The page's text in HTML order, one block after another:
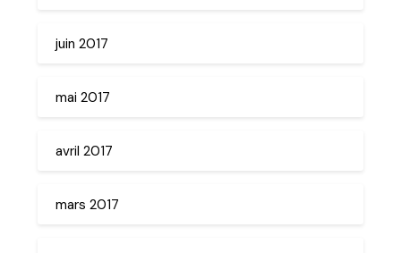
juin 2017
mai 2017
avril 2017
mars 2017